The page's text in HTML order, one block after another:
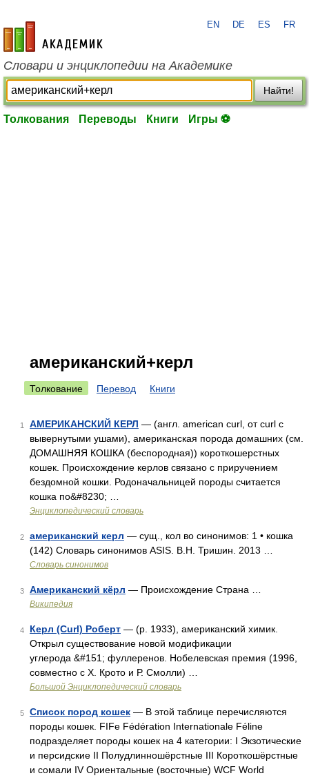
academic.ru
EN DE ES FR
Словари и энциклопедии на Академике
Найти!
Толкования Переводы Книги Игры ⚽
американский+керл
Толкование Перевод Книги
1 АМЕРИКАНСКИЙ КЕРЛ — (англ. american curl, от curl с
вывернутыми ушами), американская порода домашних (см.
ДОМАШНЯЯ КОШКА (беспородная)) короткошерстных
кошек. Происхождение керлов связано с приручением
бездомной кошки. Родоначальницей породы считается
кошка по&#8230; …
Энциклопедический словарь
2 американский керл — сущ., кол во синонимов: 1 • кошка
(142) Словарь синонимов ASIS. В.Н. Тришин. 2013 …
Словарь синонимов
3 Американский кёрл — Происхождение Страна …
Википедия
4 Керл (Curl) Роберт — (р. 1933), американский химик.
Открыл существование новой модификации
углерода &#151; фуллеренов. Нобелевская премия (1996,
совместно с Х. Крото и Р. Смолли) …
Большой Энциклопедический словарь
5 Список пород кошек — В этой таблице перечисляются
породы кошек. FIFe Fédération Internationale Féline
подразделяет породы кошек на 4 категории: I Экзотические
и персидские II Полудлинношёрстные III Короткошёрстные
и сомали IV Ориентальные (восточные) WCF World